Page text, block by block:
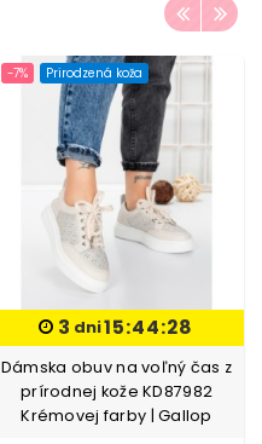
-7% Prirodzená koža
3 dni15:44:27
Dámska obuv na voľný čas z
prírodnej kože KD87982
Krémovej farby | Gallop